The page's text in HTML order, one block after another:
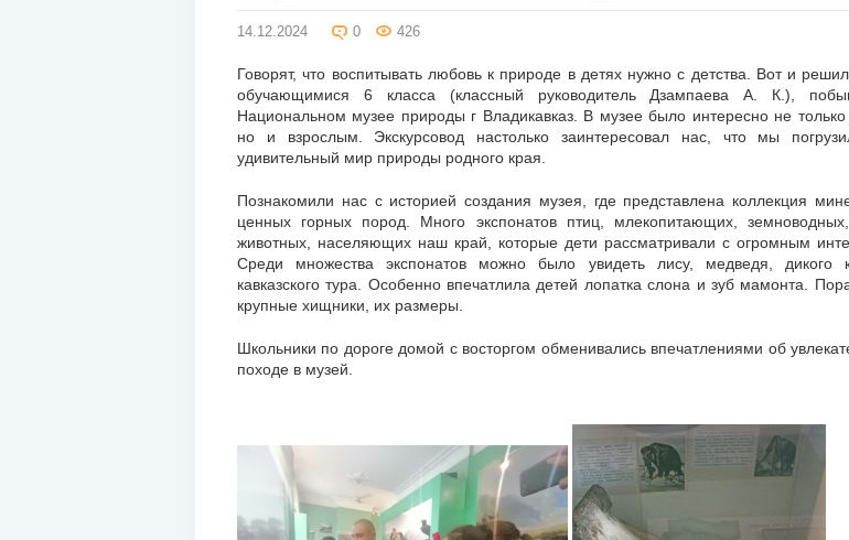
14.12.2024 0 426
Говорят, что воспитывать любовь к природе в детях нужно с детства. Вот и
обучающимися 6 класса (классный руководитель Дзампаева А. К.),
Национальном музее природы г Владикавказ. В музее было интересно не только
но и взрослым. Экскурсовод настолько заинтересовал нас, что мы
удивительный мир природы родного края.
Познакомили нас с историей создания музея, где представлена коллекция
ценных горных пород. Много экспонатов птиц, млекопитающих,
животных, населяющих наш край, которые дети рассматривали с огромным
Среди множества экспонатов можно было увидеть лису, медведя, дикого
кавказского тура. Особенно впечатлила детей лопатка слона и зуб мамонта.
крупные хищники, их размеры.
Школьники по дороге домой с восторгом обменивались впечатлениями об
походе в музей.